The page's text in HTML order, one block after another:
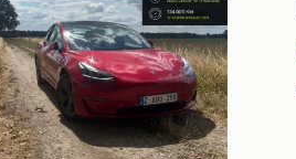
Mijn
Favorieten